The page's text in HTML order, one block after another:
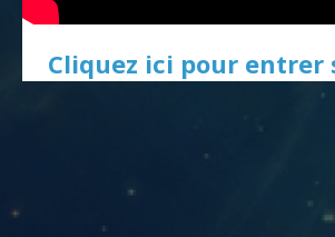
Cliquez ici pour entrer